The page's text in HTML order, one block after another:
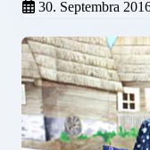
30. Septembra